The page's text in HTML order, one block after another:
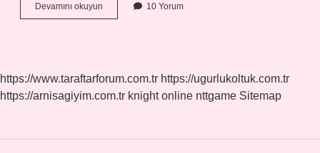
Devamını okuyun Dünyanın
En
10 Yorum
https://www.taraftarforum.com.tr https://ugurlukoltuk.com.tr
https://arnisagiyim.com.tr knight online nttgame Sitemap